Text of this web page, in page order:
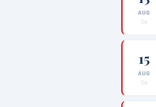
AUG
Sa
15
AUG
Sa